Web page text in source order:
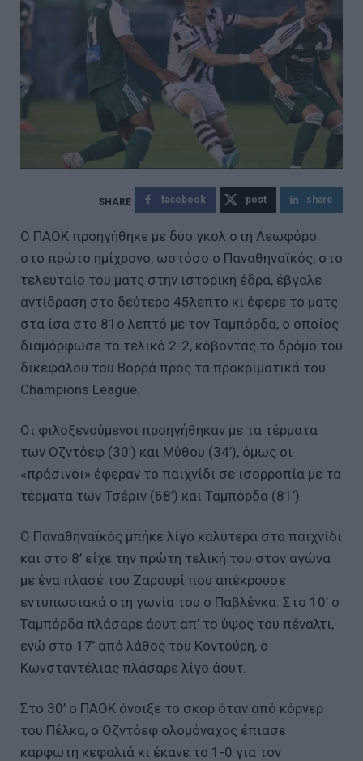
facebook post share
Ο ΠΑΟΚ προηγήθηκε με δύο γκολ στη Λεωφόρο
στο πρώτο ημίχρονο, ωστόσο ο Παναθηναϊκός, στο
τελευταίο του ματς στην ιστορική έδρα, έβγαλε
αντίδραση στο δεύτερο 45λεπτο κι έφερε το ματς
στα ίσα στο 81ο λεπτό με τον Ταμπόρδα, ο οποίος
διαμόρφωσε το τελικό 2-2, κόβοντας το δρόμο του
δικεφάλου του Βορρά προς τα προκριματικά του
Champions League.
Οι φιλοξενούμενοι προηγήθηκαν με τα τέρματα
των Οζντόεφ (30’) και Μύθου (34’), όμως οι
«πράσινοι» έφεραν το παιχνίδι σε ισορροπία με τα
τέρματα των Τσέριν (68’) και Ταμπόρδα (81’).
Ο Παναθηναϊκός μπήκε λίγο καλύτερα στο παιχνίδι
και στο 8’ είχε την πρώτη τελική του στον αγώνα
με ένα πλασέ του Ζαρουρί που απέκρουσε
εντυπωσιακά στη γωνία του ο Παβλένκα. Στο 10’ ο
Ταμπόρδα πλάσαρε άουτ απ’ το ύψος του πέναλτι,
ενώ στο 17’ από λάθος του Κοντούρη, ο
Κωνσταντέλιας πλάσαρε λίγο άουτ.
Στο 30’ ο ΠΑΟΚ άνοιξε το σκορ όταν από κόρνερ
του Πέλκα, ο Οζντόεφ ολομόναχος έπιασε
καρφωτή κεφαλιά κι έκανε το 1-0 για τον